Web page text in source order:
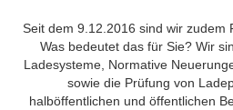
Seit dem 9.12.2016 sind wir zudem
Was bedeutet das für Sie? Wir
Ladesysteme, Normative
sowie die Prüfung von
halböffentlichen und öffentlichen